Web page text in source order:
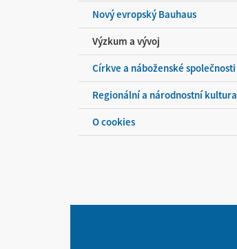
Nový evropský Bauhaus
Výzkum a vývoj
Církve a náboženské společnosti
Regionální a národnostní kultura
O cookies